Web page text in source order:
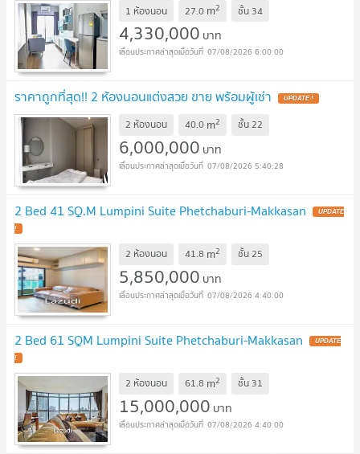
1 ห้องนอน 27.0 m2 ชั้น 34
4,330,000 บาท
07/08/2026 6:00:00
ราคาถูกที่สุด!! 2 ห้องนอนแต่งสวย ขาย พร้อมผู้เช่า
2 ห้องนอน 40.0 m2 ชั้น22
6,000,000 บาท
07/08/2026 5:40:28
2 Bed 41 SQ.M Lumpini Suite Phetchaburi-Makkasan
2 ห้องนอน 41.8 m2 ชั้น25
5,850,000 บาท
07/08/2026 4:40:00
2 Bed 61 SQM Lumpini Suite Phetchaburi-Makkasan
2 ห้องนอน 61.8 m2 ชั้น 31
15,000,000 บาท
07/08/2026 4:40:00